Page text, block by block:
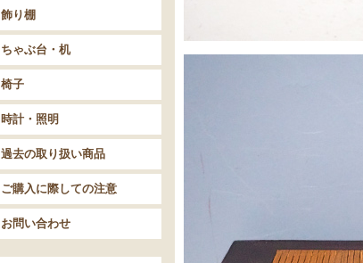
飾り棚
ちゃぶ台・机
椅子
時計・照明
過去の取り扱い商品
ご購入に際しての注意
お問い合わせ